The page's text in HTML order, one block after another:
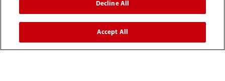
info.es@mindray.com
Condiciones de uso｜Mapa del sitio｜
Decline All
Accept All